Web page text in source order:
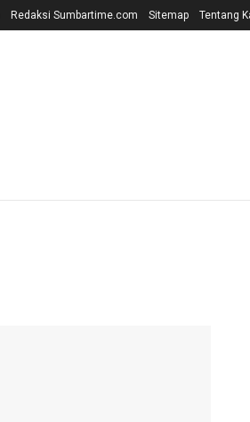
Redaksi Sumbartime.com Sitemap Tentang